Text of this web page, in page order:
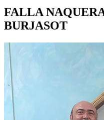
FALLA
BURJASOT